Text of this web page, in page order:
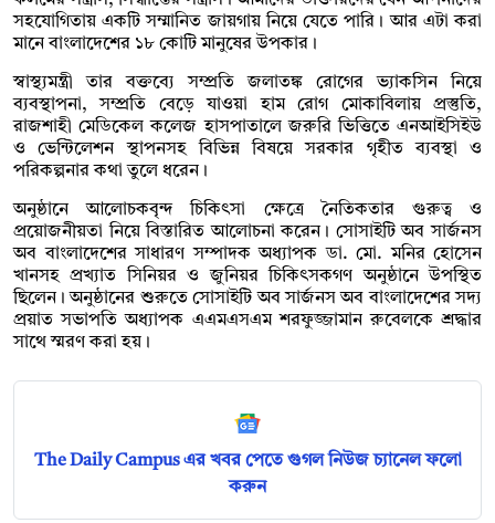
সহযোগিতায় একটি সম্মানিত জায়গায় নিয়ে যেতে পারি। আর এটা করা
মানে বাংলাদেশের ১৮ কোটি মানুষের উপকার।
স্বাস্থ্যমন্ত্রী তার বক্তব্যে সম্প্রতি জলাতঙ্ক রোগের ভ্যাকসিন নিয়ে
ব্যবস্থাপনা, সম্প্রতি বেড়ে যাওয়া হাম রোগ মোকাবিলায় প্রস্তুতি,
রাজশাহী মেডিকেল কলেজ হাসপাতালে জরুরি ভিত্তিতে এনআইসিইউ
ও ভেন্টিলেশন স্থাপনসহ বিভিন্ন বিষয়ে সরকার গৃহীত ব্যবস্থা ও
পরিকল্পনার কথা তুলে ধরেন।
অনুষ্ঠানে আলোচকবৃন্দ চিকিৎসা ক্ষেত্রে নৈতিকতার গুরুত্ব ও
প্রয়োজনীয়তা নিয়ে বিস্তারিত আলোচনা করেন। সোসাইটি অব সার্জনস
অব বাংলাদেশের সাধারণ সম্পাদক অধ্যাপক ডা. মো. মনির হোসেন
খানসহ প্রখ্যাত সিনিয়র ও জুনিয়র চিকিৎসকগণ অনুষ্ঠানে উপস্থিত
ছিলেন। অনুষ্ঠানের শুরুতে সোসাইটি অব সার্জনস অব বাংলাদেশের সদ্য
প্রয়াত সভাপতি অধ্যাপক এএমএসএম শরফুজ্জামান রুবেলকে শ্রদ্ধার
সাথে স্মরণ করা হয়।
The Daily Campus এর খবর পেতে গুগল নিউজ চ্যানেল ফলো
করুন